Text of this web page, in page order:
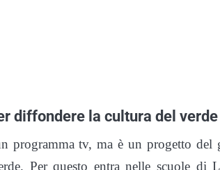
diffondere la cultura del verde
programma tv, ma è un progetto del
Per questo entra nelle scuole di